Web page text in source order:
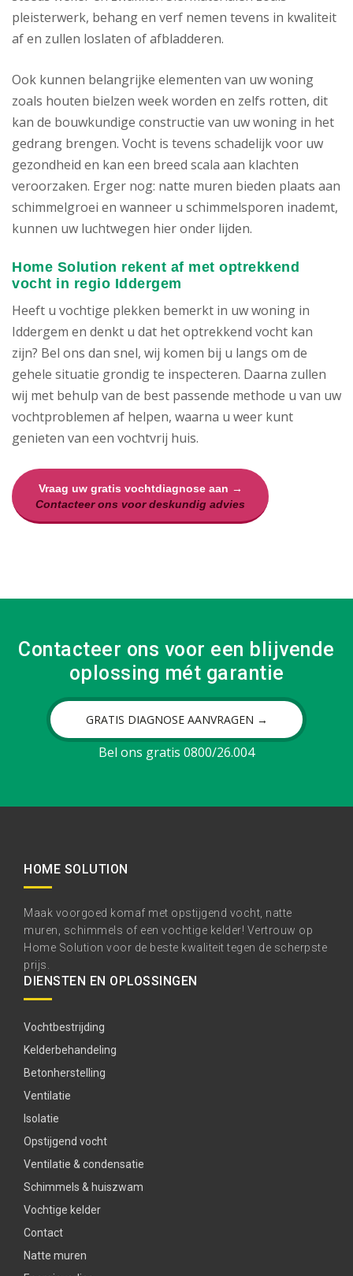
pleisterwerk, behang en verf nemen tevens in kwaliteit
af en zullen loslaten of afbladderen.
Ook kunnen belangrijke elementen van uw woning
zoals houten bielzen week worden en zelfs rotten, dit
kan de bouwkundige constructie van uw woning in het
gedrang brengen. Vocht is tevens schadelijk voor uw
gezondheid en kan een breed scala aan klachten
veroorzaken. Erger nog: natte muren bieden plaats aan
schimmelgroei en wanneer u schimmelsporen inademt,
kunnen uw luchtwegen hier onder lijden.
Home Solution rekent af met optrekkend
vocht in regio Iddergem
Heeft u vochtige plekken bemerkt in uw woning in
Iddergem en denkt u dat het optrekkend vocht kan
zijn? Bel ons dan snel, wij komen bij u langs om de
gehele situatie grondig te inspecteren. Daarna zullen
wij met behulp van de best passende methode u van uw
vochtproblemen af helpen, waarna u weer kunt
genieten van een vochtvrij huis.
Vraag uw gratis vochtdiagnose aan →
Contacteer ons voor deskundig advies
Contacteer ons voor een blijvende
oplossing mét garantie
GRATIS DIAGNOSE AANVRAGEN →
Bel ons gratis 0800/26.004
HOME SOLUTION
Maak voorgoed komaf met opstijgend vocht, natte
muren, schimmels of een vochtige kelder! Vertrouw op
Home Solution voor de beste kwaliteit tegen de scherpste
prijs.
DIENSTEN EN OPLOSSINGEN
Vochtbestrijding
Kelderbehandeling
Betonherstelling
Ventilatie
Isolatie
Opstijgend vocht
Ventilatie & condensatie
Schimmels & huiszwam
Vochtige kelder
Contact
Natte muren